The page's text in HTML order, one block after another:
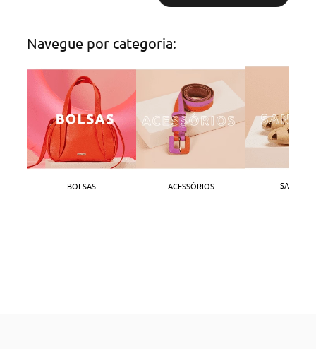
Navegue por categoria:
BOLSAS ACESSÓRIOS